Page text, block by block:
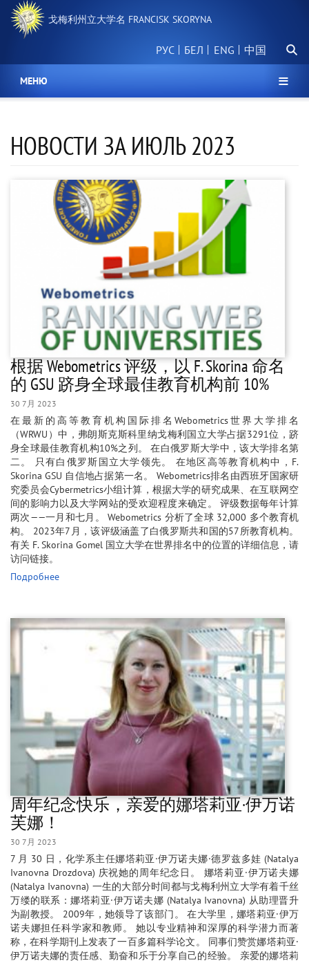
要
戈梅利州立大学名 FRANCISK SKORYNA
РУС БЕЛ 中国
搜
МЕНЮ
НОВОСТИ ЗА ИЮЛЬ 2023
根据 Webometrics 评级，以 F. Skorina 命名
的 GSU 跻身全球最佳教育机构前 10%
30 7月 2023
在最新的高等教育机构国际排名Webometrics世界大学排名
（WRWU）中，弗朗斯克斯科里纳戈梅利国立大学占据3291位，跻
身全球最佳教育机构10%之列。 在白俄罗斯大学中，该大学排名第
二。 只有白俄罗斯国立大学领先。 在地区高等教育机构中，F.
Skorina GSU 自信地占据第一名。 Webometrics排名由西班牙国家研
究委员会Cyber​​metrics小组计算，根据大学的研究成果、在互联网空
间的影响力以及大学网站的受欢迎程度来确定。 评级数据每年计算
两次——一月和七月。 Webometrics 分析了全球 32,000 多个教育机
构。 2023年7月，该评级涵盖了白俄罗斯共和国的57所教育机构。
有关 F. Skorina Gomel 国立大学在世界排名中的位置的详细信息，请
访问链接。
Подробнее
周年纪念快乐，亲爱的娜塔莉亚·伊万诺
芙娜！
30 7月 2023
7 月 30 日，化学系主任娜塔莉亚·伊万诺夫娜·德罗兹多娃 (Natalya
Ivanovna Drozdova) 庆祝她的周年纪念日。 娜塔莉亚·伊万诺夫娜
(Natalya Ivanovna) 一生的大部分时间都与戈梅利州立大学有着千丝
万缕的联系：娜塔莉亚·伊万诺夫娜 (Natalya Ivanovna) 从助理晋升
为副教授。 2009年，她领导了该部门。 在大学里，娜塔莉亚·伊万
诺夫娜担任科学家和教师。 她以专业精神和深厚的科学潜力而著
称，在科学期刊上发表了一百多篇科学论文。 同事们赞赏娜塔莉亚·
伊万诺夫娜的责任感、勤奋和乐于分享自己的经验。 亲爱的娜塔莉